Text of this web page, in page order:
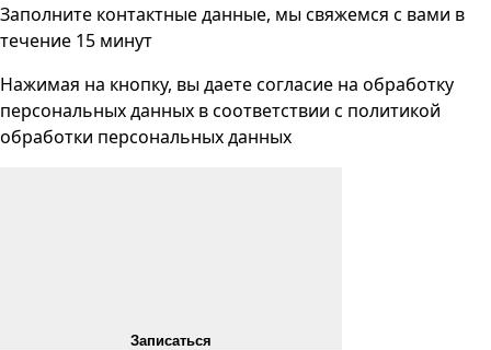
Заполните контактные данные, мы свяжемся с вами в
течение 15 минут
Нажимая на кнопку, вы даете согласие на обработку
персональных данных в соответствии с политикой
обработки персональных данных
Записаться